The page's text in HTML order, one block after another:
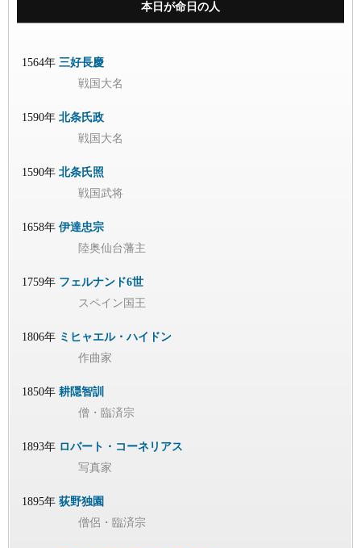
本日が命日の人
1564年 三好長慶
戦国大名
1590年 北条氏政
戦国大名
1590年 北条氏照
戦国武将
1658年 伊達忠宗
陸奥仙台藩主
1759年 フェルナンド6世
スペイン国王
1806年 ミヒャエル・ハイドン
作曲家
1850年 耕隠智訓
僧・臨済宗
1893年 ロバート・コーネリアス
写真家
1895年 荻野独園
僧侶・臨済宗